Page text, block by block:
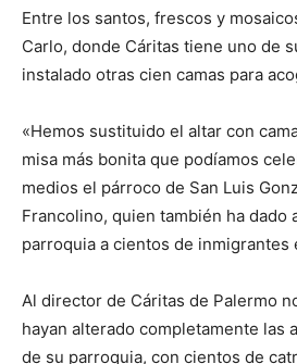
Entre los santos, frescos y
Carlo, donde Cáritas tiene uno de
instalado otras cien camas para
«Hemos sustituido el altar con
misa más bonita que podíamos
medios el párroco de San Luis
Francolino, quien también ha dado
parroquia a cientos de inmigrantes
Al director de Cáritas de Palermo
hayan alterado completamente las
de su parroquia, con cientos de